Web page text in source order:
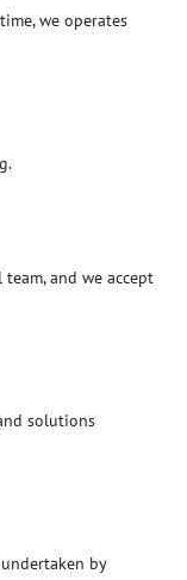
we operates
and we accept
solutions
by